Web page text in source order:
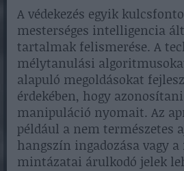
A védekezés egyik
mesterséges intelligencia
tartalmak felismerése. A
mélytanulási
alapuló megoldásokat
érdekében, hogy
manipuláció nyomait. Az
például a nem természetes
hangszín ingadozása vagy
mintázatai árulkodó jelek